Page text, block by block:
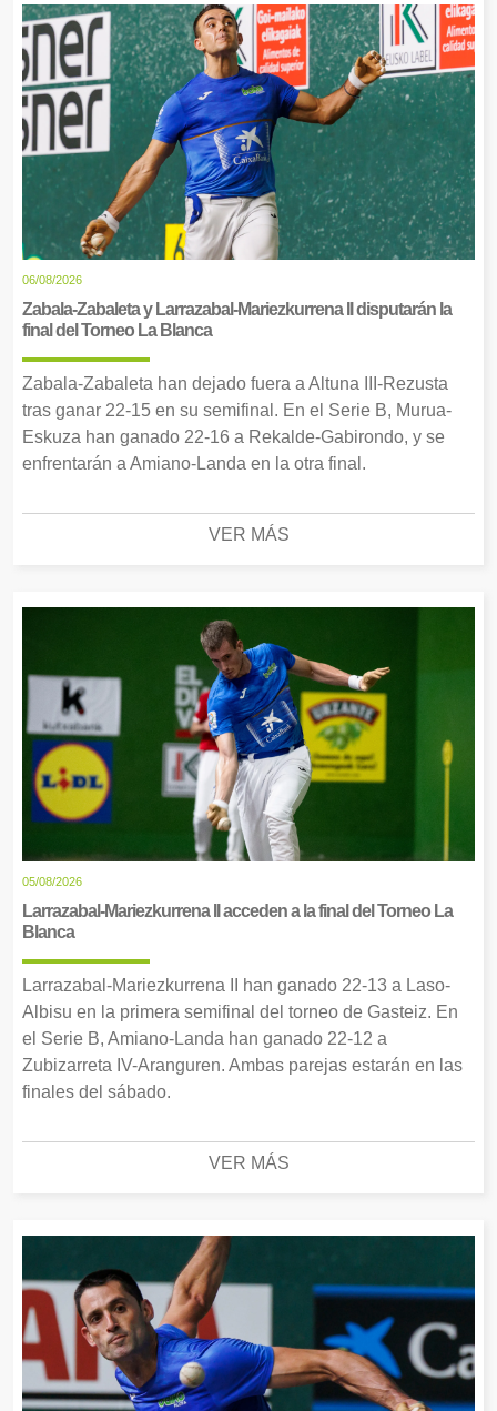
06/08/2026
Zabala-Zabaleta y Larrazabal-Mariezkurrena II disputarán la
final del Torneo La Blanca
Zabala-Zabaleta han dejado fuera a Altuna III-Rezusta
tras ganar 22-15 en su semifinal. En el Serie B, Murua-
Eskuza han ganado 22-16 a Rekalde-Gabirondo, y se
enfrentarán a Amiano-Landa en la otra final.
VER MÁS
05/08/2026
Larrazabal-Mariezkurrena II acceden a la final del Torneo La
Blanca
Larrazabal-Mariezkurrena II han ganado 22-13 a Laso-
Albisu en la primera semifinal del torneo de Gasteiz. En
el Serie B, Amiano-Landa han ganado 22-12 a
Zubizarreta IV-Aranguren. Ambas parejas estarán en las
finales del sábado.
VER MÁS